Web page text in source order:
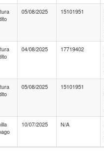
05/08/2025 15101951
04/08/2025 17719402
05/08/2025 15101951
10/07/2025 N/A